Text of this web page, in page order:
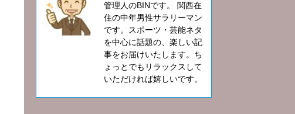
管理人のBINです。 関西在
住の中年男性サラリーマン
です。スポーツ・芸能ネタ
を中心に話題の、楽しい記
事をお届けいたします。ち
ょっとでもリラックスして
いただければ嬉しいです。